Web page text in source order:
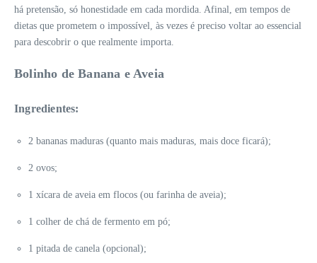
há pretensão, só honestidade em cada mordida. Afinal, em tempos de
dietas que prometem o impossível, às vezes é preciso voltar ao essencial
para descobrir o que realmente importa.
Bolinho de Banana e Aveia
Ingredientes:
2 bananas maduras (quanto mais maduras, mais doce ficará);
2 ovos;
1 xícara de aveia em flocos (ou farinha de aveia);
1 colher de chá de fermento em pó;
1 pitada de canela (opcional);